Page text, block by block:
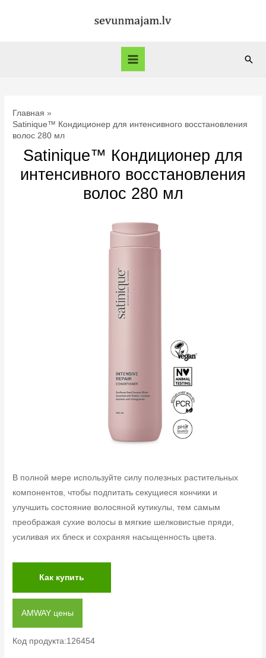
Main
Главная
Satinique™ Кондиционер для интенсивного восстановления
волос 280 мл
Satinique™ Кондиционер для
интенсивного восстановления
волос 280 мл
В полной мере используйте силу полезных растительных
компонентов, чтобы подпитать секущиеся кончики и
улучшить состояние волосяной кутикулы, тем самым
преображая сухие волосы в мягкие шелковистые пряди,
усиливая их блеск и сохраняя насыщенность цвета.
Как купить
AMWAY цены
Код продукта:126454